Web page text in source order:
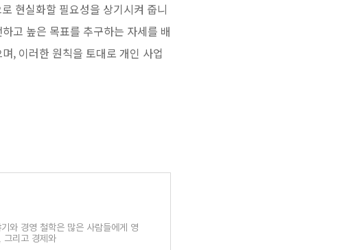
현실화할 필요성을 상기시켜 줍니
고 높은 목표를 추구하는 자세를 배
, 이러한 원칙을 토대로 개인 사업
와 경영 철학은 많은 사람들에게 영
그리고 경제와